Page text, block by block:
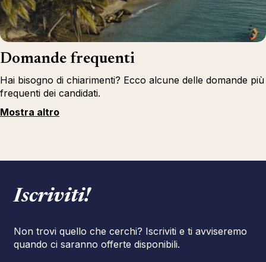
Domande frequenti
Hai bisogno di chiarimenti? Ecco alcune delle domande più
frequenti dei candidati.
Mostra altro
Iscriviti!
Non trovi quello che cerchi? Iscriviti e ti avviseremo
quando ci saranno offerte disponibili.